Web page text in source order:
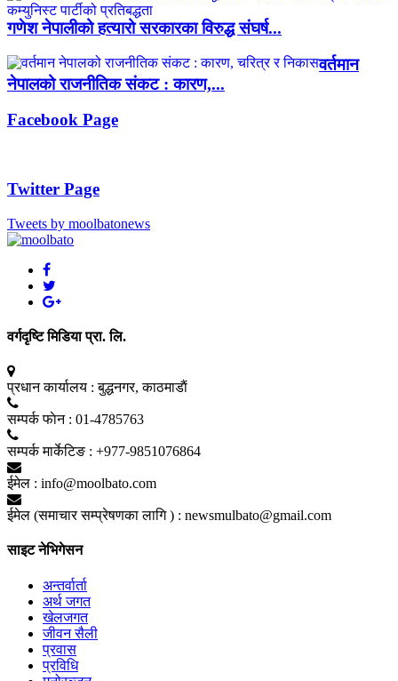
गणेश नेपालीको हत्यारो सरकारका विरुद्ध संघर्ष...
वर्तमान
नेपालको राजनीतिक संकट : कारण,...
Facebook Page
Twitter Page
Tweets by moolbatonews
वर्गदृष्टि मिडिया प्रा. लि.
प्रधान कार्यालय : बुद्धनगर, काठमाडाैं
सम्पर्क फाेन : 01-4785763
सम्पर्क मार्केटिङ : +977-9851076864
ईमेल : info@moolbato.com
ईमेल (समाचार सम्प्रेषणका लागि ) : newsmulbato@gmail.com
साइट नेभिगेसन
अन्तर्वार्ता
अर्थ जगत
खेलजगत
जीवन सैली
प्रवास
प्रविधि